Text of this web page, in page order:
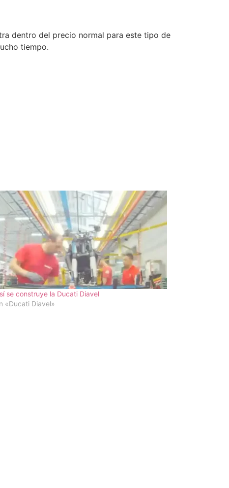
dentro del precio normal para este tipo de
tiempo.
se construye la Ducati Diavel
«Ducati Diavel»